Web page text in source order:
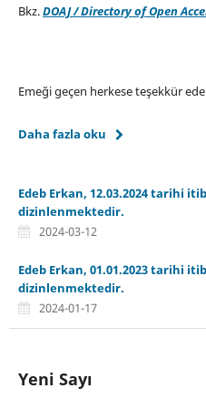
Bkz.DOAJ / Directory of Open
Emeği geçen herkese teşekkür
Daha fazla oku
Edeb Erkan, 12.03.2024 tarihi
dizinlenmektedir.
2024-03-12
Edeb Erkan, 01.01.2023 tarihi
dizinlenmektedir.
2024-01-17
Yeni Sayı